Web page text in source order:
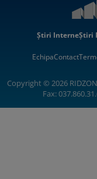
Știri InterneȘtiri
EchipaContact
Copyright © 2026
Fax: